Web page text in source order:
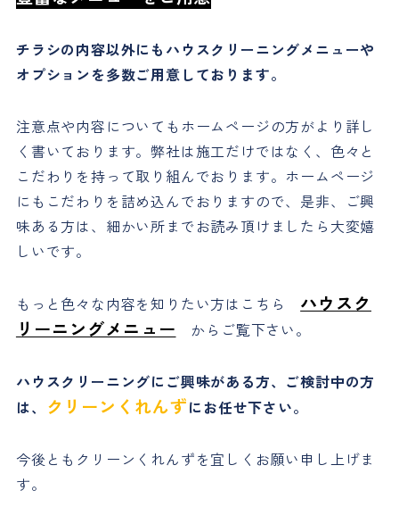
チラシの内容以外にもハウスクリーニングメニューや
オプションを多数ご用意しております。
注意点や内容についてもホームページの方がより詳し
く書いております。弊社は施工だけではなく、色々と
こだわりを持って取り組んでおります。ホームページ
にもこだわりを詰め込んでおりますので、是非、ご興
味ある方は、細かい所までお読み頂けましたら大変嬉
しいです。
もっと色々な内容を知りたい方はこちら
ハウスク
リーニングメニュー からご覧下さい。
ハウスクリーニングにご興味がある方、ご検討中の方
は、 クリーンくれんずにお任せ下さい。
今後ともクリーンくれんずを宜しくお願い申し上げま
す。